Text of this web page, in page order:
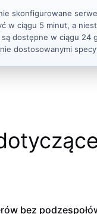
skonfigurowane
w ciągu 5 minut, a
dostępne w ciągu 24
dostosowanymi
bez